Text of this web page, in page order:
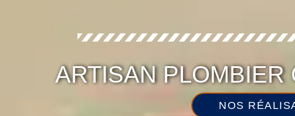
ARTISAN PLOMBIER
NOS